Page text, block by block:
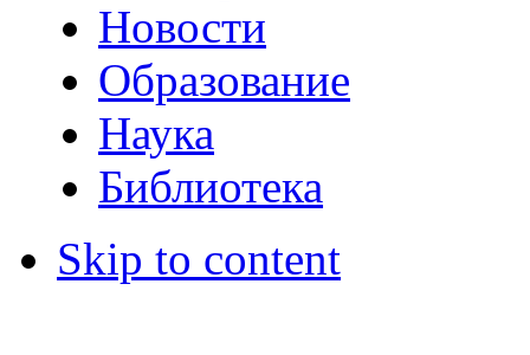
Новости
Образование
Наука
Библиотека
Skip to content